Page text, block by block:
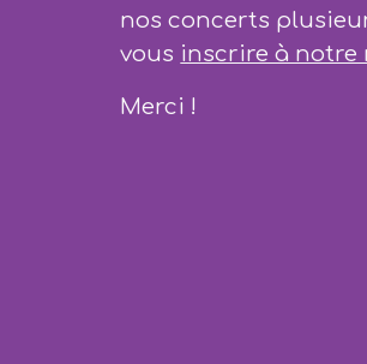
nos concerts
vous inscrire à notre
Merci !